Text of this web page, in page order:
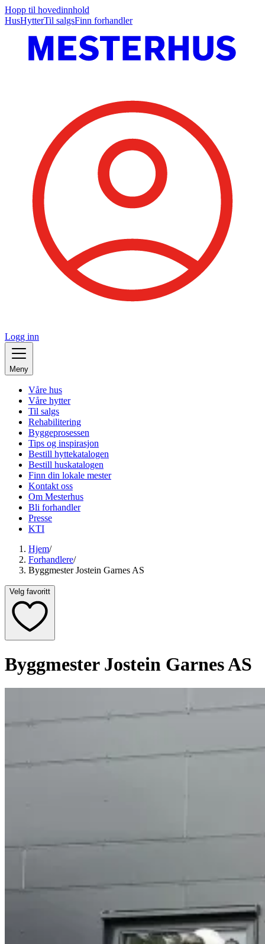
Hopp til hovedinnhold
HusHytterTil salgsFinn forhandler
Logg inn
Meny
Våre hus
Våre hytter
Til salgs
Rehabilitering
Byggeprosessen
Tips og inspirasjon
Bestill hyttekatalogen
Bestill huskatalogen
Finn din lokale mester
Kontakt oss
Om Mesterhus
Bli forhandler
Presse
KTI
Hjem/
Forhandlere/
Byggmester Jostein Garnes AS
Velg favoritt
Byggmester Jostein Garnes AS